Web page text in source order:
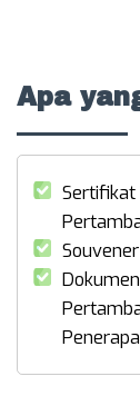
Apa
Sertifikat